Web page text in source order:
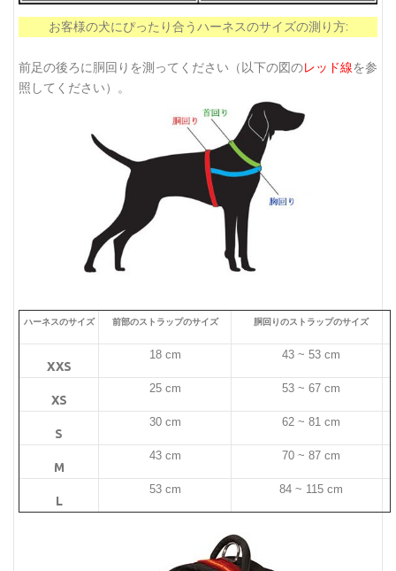
お客様の犬にぴったり合うハーネスのサイズの測り方:
前足の後ろに胴回りを測ってください（以下の図のレッド線を参
照してください）。
ハーネスのサイズ 前部のストラップのサイズ 胴回りのストラップのサイズ
XXS
18 cm 43 ~ 53 cm
XS
25 cm 53 ~ 67 cm
S
30 cm 62 ~ 81 cm
M
43 cm 70 ~ 87 cm
L
53 cm 84 ~ 115 cm